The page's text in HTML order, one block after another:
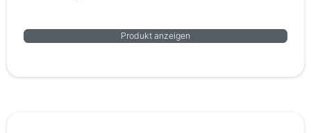
Produkt anzeigen